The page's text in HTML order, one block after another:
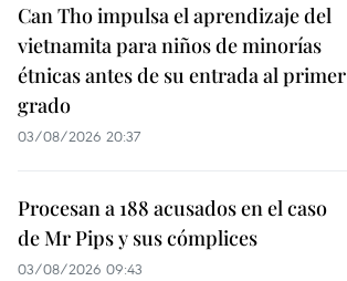
Can Tho impulsa el aprendizaje del
vietnamita para niños de minorías
étnicas antes de su entrada al primer
grado
03/08/2026 20:37
Procesan a 188 acusados en el caso
de Mr Pips y sus cómplices
03/08/2026 09:43